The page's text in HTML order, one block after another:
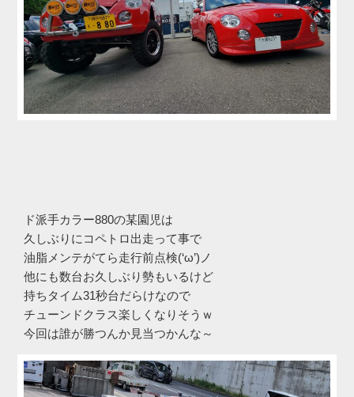
ド派手カラー880の某園児は
久しぶりにコペトロ出走って事で
油脂メンテがてら走行前点検(‘ω’)ノ
他にも数台お久しぶり勢もいるけど
持ちタイム31秒台だらけなので
チューンドクラス楽しくなりそうｗ
今回は誰が勝つんか見当つかんな～